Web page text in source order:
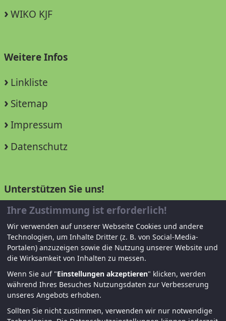
WIKO KJF
Weitere Infos
Linkliste
Sitemap
Impressum
Datenschutz
Unterstützen Sie uns!
Mitglied werden
Spenden und helfen
Ihre Zustimmung ist erforderlich!
Wir verwenden auf unserer Webseite Cookies und andere
Technologien, um Inhalte Dritter (z. B. von Social-Media-
Portalen) anzuzeigen sowie die Nutzung unserer Website und
die Wirksamkeit von Inhalten zu messen.
Wenn Sie auf "Einstellungen akzeptieren" klicken, werden
während Ihres Besuches Nutzungsdaten zur Verbesserung
unseres Angebots erhoben.
Sollten Sie nicht zustimmen, verwenden wir nur notwendige